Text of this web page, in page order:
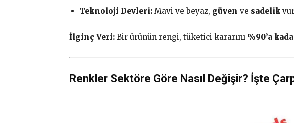
Teknoloji Devleri: Mavi ve beyaz, güven ve sadelik
İlginç Veri: Bir ürünün rengi, tüketici kararını %90’a
Renkler Sektöre Göre Nasıl Değişir? İşte